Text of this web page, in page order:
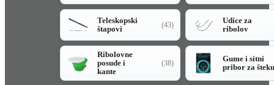
Teleskopski
štapovi
(43)
Udice za
ribolov
Ribolovne
posude i
kante
(38)
Gume i sitni
pribor za šteku